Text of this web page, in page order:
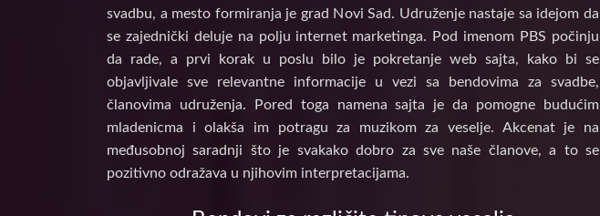
svadbu, a mesto formiranja je grad Novi Sad. Udruženje nastaje sa idejom da
se zajednički deluje na polju internet marketinga. Pod imenom PBS počinju
da rade, a prvi korak u poslu bilo je pokretanje web sajta, kako bi se
objavljivale sve relevantne informacije u vezi sa bendovima za svadbe,
članovima udruženja. Pored toga namena sajta je da pomogne budućim
mladenicma i olakša im potragu za muzikom za veselje. Akcenat je na
međusobnoj saradnji što je svakako dobro za sve naše članove, a to se
pozitivno odražava u njihovim interpretacijama.